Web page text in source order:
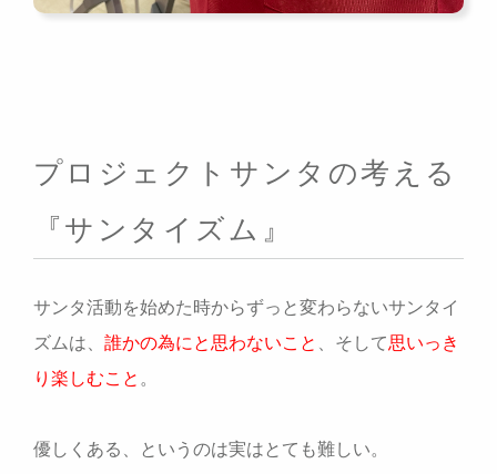
プロジェクトサンタの考える
『サンタイズム』
サンタ活動を始めた時からずっと変わらないサンタイ
ズムは、 誰かの為にと思わないこと 、そして思いっき
り楽しむこと 。
優しくある、というのは実はとても難しい。